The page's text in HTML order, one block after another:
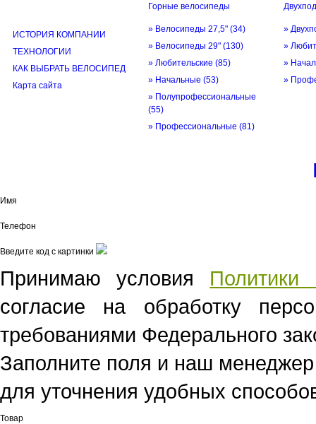
ИСТОРИЯ КОМПАНИИ
ТЕХНОЛОГИИ
КАК ВЫБРАТЬ ВЕЛОСИПЕД
Карта сайта
Горные велосипеды
» Велосипеды 27,5" (34)
» Велосипеды 29" (130)
» Любительские (85)
» Начальные (53)
» Полупрофессиональные
(55)
» Профессиональные (81)
»
»
»
»
Имя
Телефон
Введите код с картинки
Принимаю условия Политики
согласие на обработку
требованиями Федерального
Заполните поля и наш
для уточнения удобных
Товар